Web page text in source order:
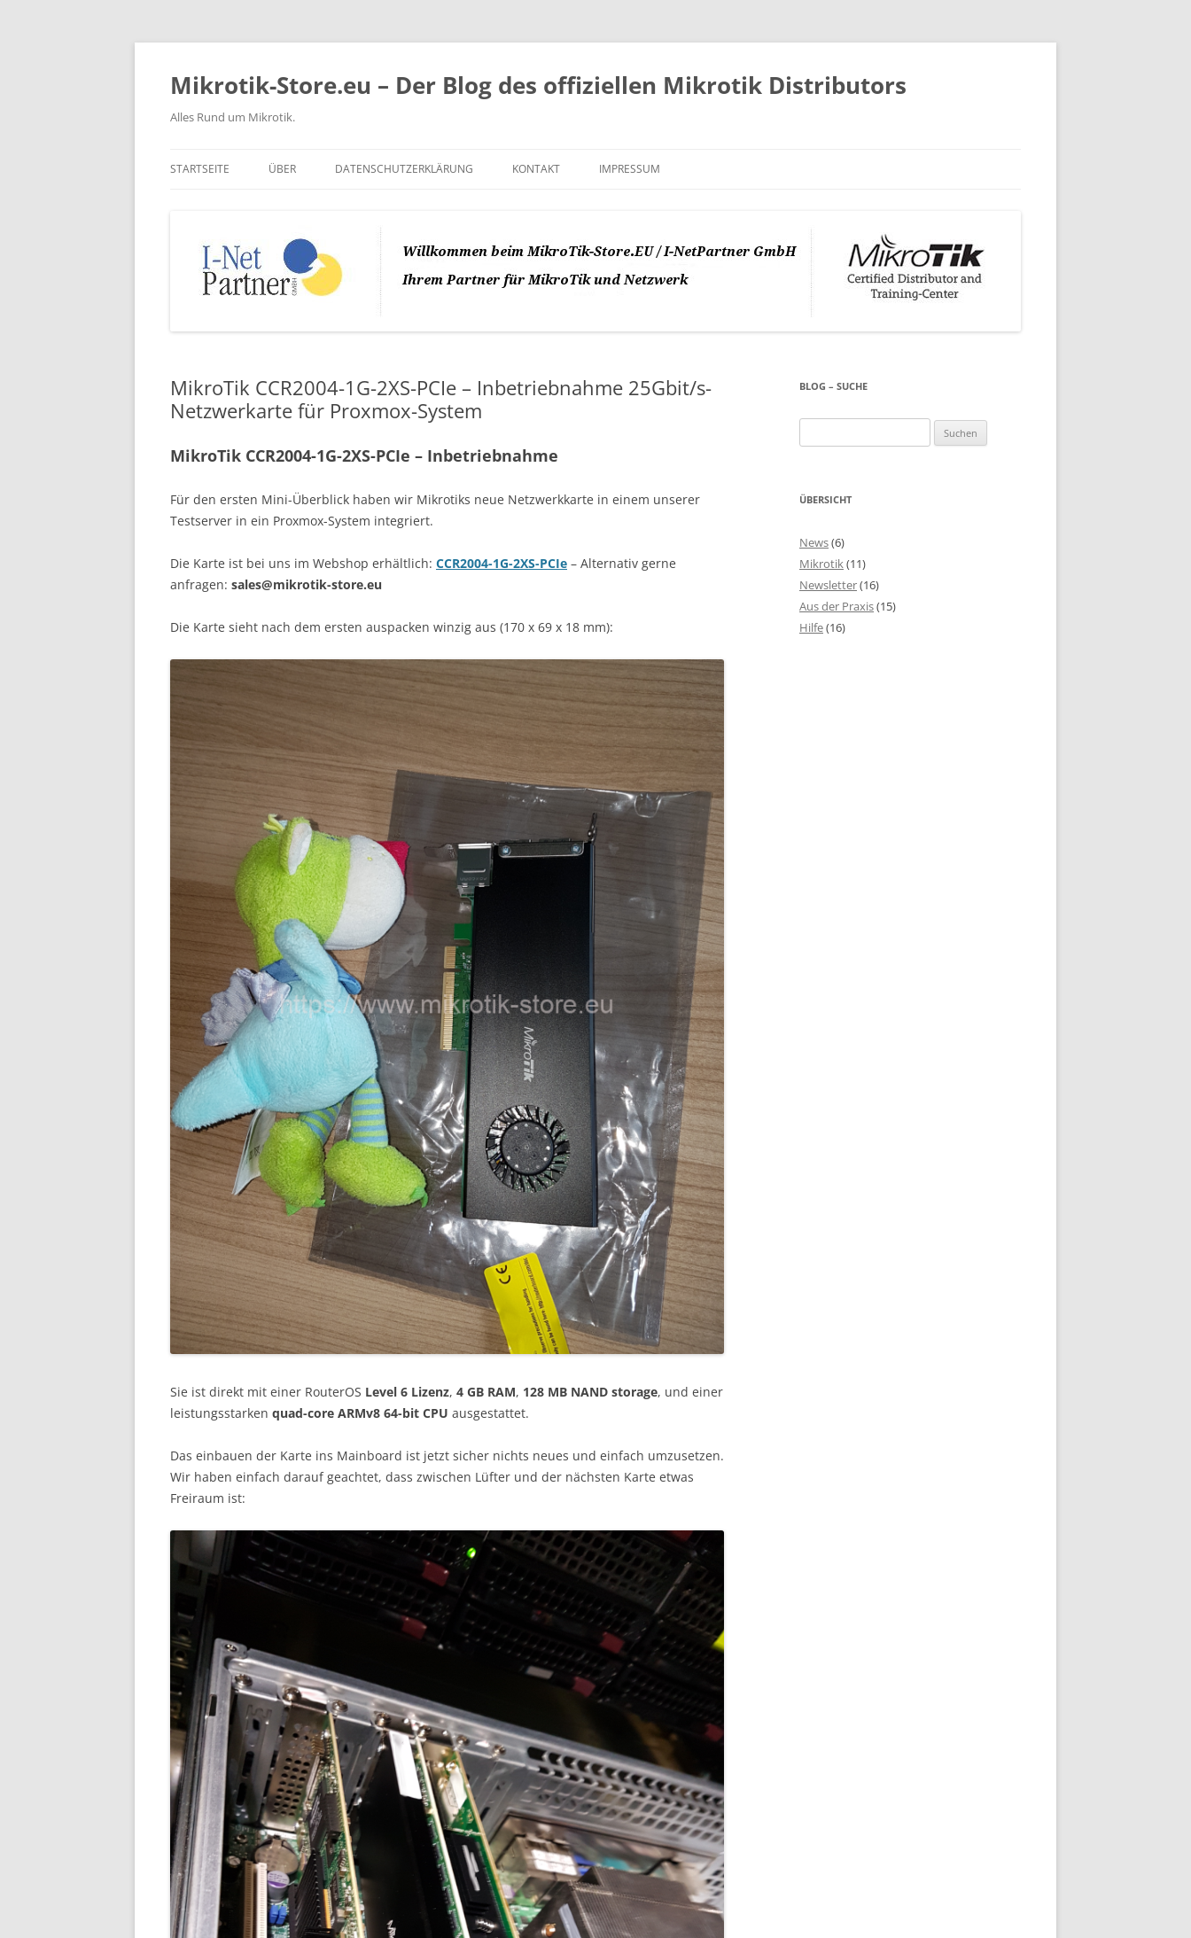
Zum
springen
Mikrotik-Store.eu – Der Blog des offiziellen Mikrotik Distributors
Alles Rund um Mikrotik.
STARTSEITE ÜBER DATENSCHUTZERKLÄRUNG KONTAKT IMPRESSUM
MikroTik CCR2004-1G-2XS-PCIe – Inbetriebnahme 25Gbit/s-
Netzwerkarte für Proxmox-System
MikroTik CCR2004-1G-2XS-PCIe – Inbetriebnahme
Für den ersten Mini-Überblick haben wir Mikrotiks neue Netzwerkkarte in einem unserer
Testserver in ein Proxmox-System integriert.
Die Karte ist bei uns im Webshop erhältlich: CCR2004-1G-2XS-PCIe – Alternativ gerne
anfragen: sales@mikrotik-store.eu
Die Karte sieht nach dem ersten auspacken winzig aus (170 x 69 x 18 mm):
Sie ist direkt mit einer RouterOS Level 6 Lizenz, 4 GB RAM, 128 MB NAND storage, und einer
leistungsstarken quad-core ARMv8 64-bit CPU ausgestattet.
Das einbauen der Karte ins Mainboard ist jetzt sicher nichts neues und einfach umzusetzen.
Wir haben einfach darauf geachtet, dass zwischen Lüfter und der nächsten Karte etwas
Freiraum ist:
BLOG – SUCHE
nach:
ÜBERSICHT
News(6)
Mikrotik(11)
Newsletter(16)
Aus der Praxis(15)
Hilfe(16)